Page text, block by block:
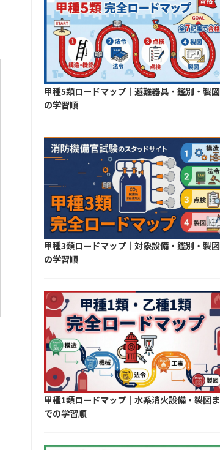
甲種5類ロードマップ｜避難器具・鑑別・製図
の学習順
甲種3類ロードマップ｜対象設備・鑑別・製図
の学習順
甲種1類ロードマップ｜水系消火設備・製図ま
での学習順